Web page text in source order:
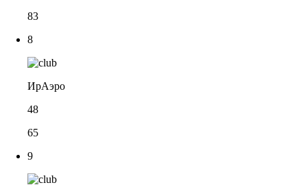
83
8
ИрАэро
48
65
9